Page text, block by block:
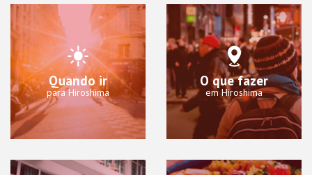
Quando ir
para Hiroshima
O que fazer
em Hiroshima